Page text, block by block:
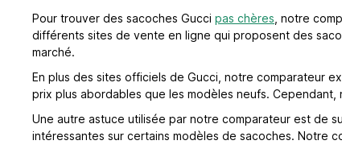
Pour trouver des sacoches Gucci pas chères , notre
différents sites de vente en ligne qui proposent des
marché.
En plus des sites officiels de Gucci, notre comparateur
prix plus abordables que les modèles neufs.
Une autre astuce utilisée par notre comparateur est de
intéressantes sur certains modèles de sacoches. Notre